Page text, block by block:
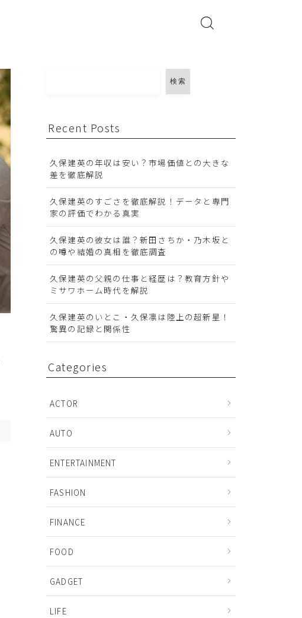
検索
Recent Posts
久保建英の年収は安い？市場価値との大きな
差を徹底解説
久保建英のすごさを徹底解説！データと専門
家の評価でわかる真実
久保建英の彼女は誰？新田さちか・乃木坂と
の噂や結婚の真相を徹底調査
久保建英の父親の仕事と経歴は？教育方針や
ミサワホーム時代を解説
久保建英のいとこ・久保凛は陸上の超新星！
驚異の記録と関係性
Categories
ACTOR
AUTO
ENTERTAINMENT
FASHION
FINANCE
FOOD
GADGET
LIFE